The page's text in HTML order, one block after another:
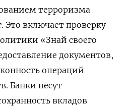
терроризма
включает проверку
«Знай своего
документов,
операций
Банки несут
вкладов